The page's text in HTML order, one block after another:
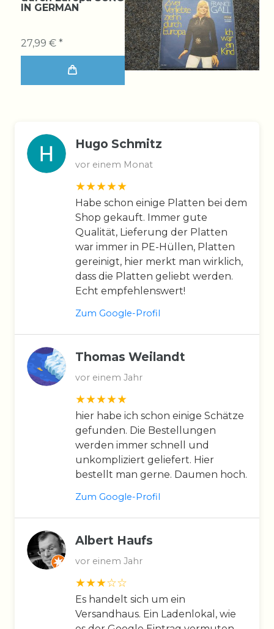
IN GERMAN
27,99 € *
Hugo Schmitz
vor einem Monat
Habe schon einige Platten bei dem
Shop gekauft. Immer gute
Qualität, Lieferung der Platten
war immer in PE-Hüllen, Platten
gereinigt, hier merkt man wirklich,
dass die Platten geliebt werden.
Echt empfehlenswert!
Zum Google-Profil
Thomas Weilandt
vor einem Jahr
hier habe ich schon einige Schätze
gefunden. Die Bestellungen
werden immer schnell und
unkompliziert geliefert. Hier
bestellt man gerne. Daumen hoch.
Zum Google-Profil
Albert Haufs
vor einem Jahr
Es handelt sich um ein
Versandhaus. Ein Ladenlokal, wie